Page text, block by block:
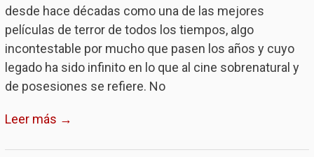
desde hace décadas como una de las mejores
películas de terror de todos los tiempos, algo
incontestable por mucho que pasen los años y cuyo
legado ha sido infinito en lo que al cine sobrenatural y
de posesiones se refiere. No
Leer más →